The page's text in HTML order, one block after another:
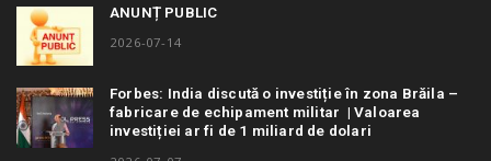
ANUNȚ PUBLIC
2026-07-14
Forbes: India discută o investiție în zona Brăila –
fabricare de echipament militar | Valoarea
investiției ar fi de 1 miliard de dolari